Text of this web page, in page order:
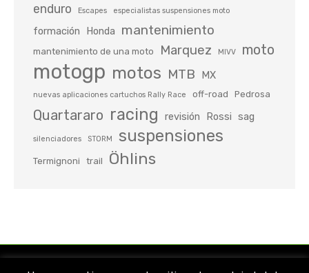
enduro Escapes especialistas suspensiones moto
formación Honda mantenimiento
mantenimiento de una moto Marquez MIVV moto
motogp motos MTB MX
nuevas aplicaciones cartuchos Rally Race off-road Pedrosa
Quartararo racing revisión Rossi sag
silenciadores STORM suspensiones
Termignoni trail Öhlins